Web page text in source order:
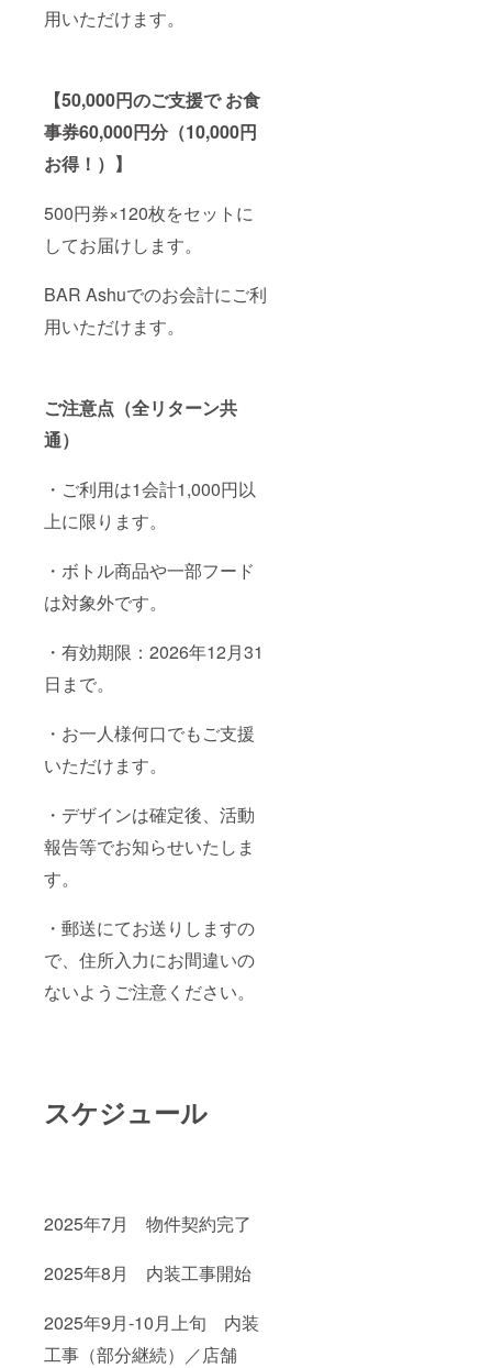
用いただけます。
【50,000円のご支援で お食
事券60,000円分（10,000円
お得！）】
500円券×120枚をセットに
してお届けします。
BAR Ashuでのお会計にご利
用いただけます。
ご注意点（全リターン共
通）
・ご利用は1会計1,000円以
上に限ります。
・ボトル商品や一部フード
は対象外です。
・有効期限：2026年12月31
日まで。
・お一人様何口でもご支援
いただけます。
・デザインは確定後、活動
報告等でお知らせいたしま
す。
・郵送にてお送りしますの
で、住所入力にお間違いの
ないようご注意ください。
スケジュール
2025年7月 物件契約完了
2025年8月 内装工事開始
2025年9月-10月上旬 内装
工事（部分継続）／店舗